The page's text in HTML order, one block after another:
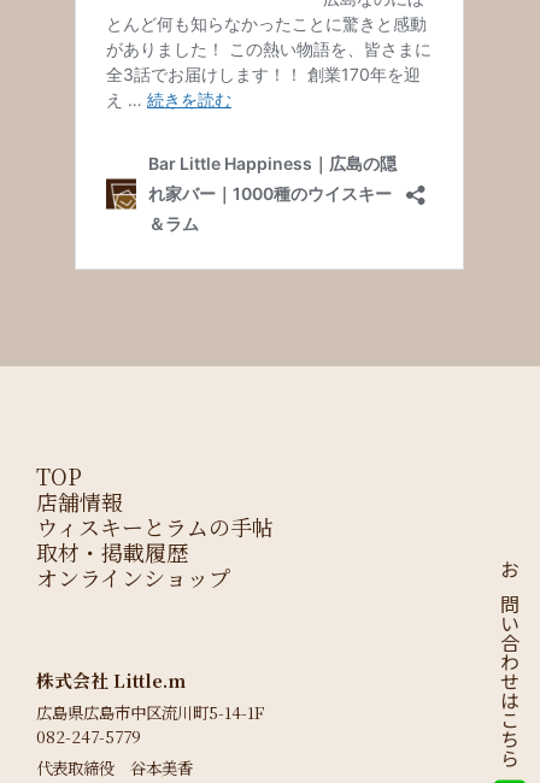
お問い合わせはこちら
TOP
店舗情報
ウィスキーとラムの手帖
取材・掲載履歴
オンラインショップ
株式会社 Little.m
広島県広島市中区流川町5-14-1F
082-247-5779
代表取締役 谷本美香